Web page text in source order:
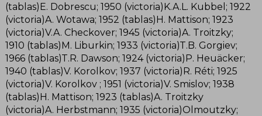
(tablas)E. Dobrescu; 1950 (victoria)K.A.L. Kubbel; 1922
(victoria)A. Wotawa; 1952 (tablas)H. Mattison; 1923
(victoria)V.A. Checkover; 1945 (victoria)A. Troitzky;
1910 (tablas)M. Liburkin; 1933 (victoria)T.B. Gorgiev;
1966 (tablas)T.R. Dawson; 1924 (victoria)P. Heuäcker;
1940 (tablas)V. Korolkov; 1937 (victoria)R. Réti; 1925
(victoria)V. Korolkov ; 1951 (victoria)V. Smislov; 1938
(tablas)H. Mattison; 1923 (tablas)A. Troitzky
(victoria)A. Herbstmann; 1935 (victoria)Olmoutzky;